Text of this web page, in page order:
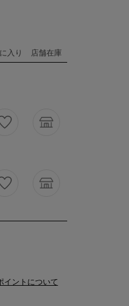
入り 店舗在庫
イントについて